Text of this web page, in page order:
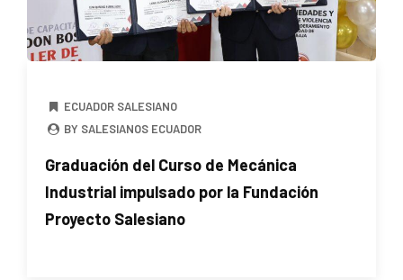
ECUADOR SALESIANO
BY SALESIANOS ECUADOR
Graduación del Curso de Mecánica
Industrial impulsado por la Fundación
Proyecto Salesiano